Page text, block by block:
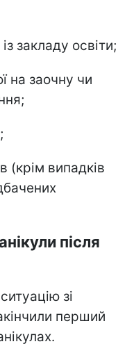
закладу освіти;
на заочну чи
(крім випадків
після
зі
перший